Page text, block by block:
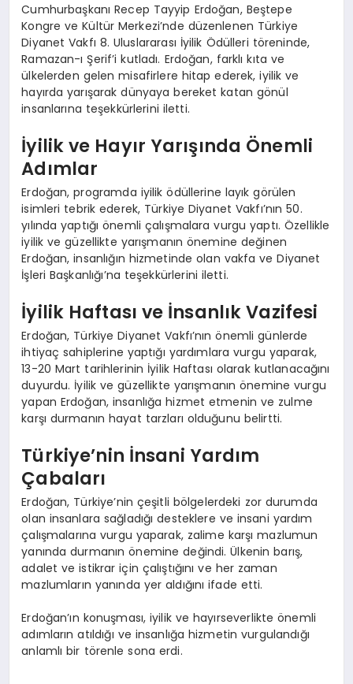
Cumhurbaşkanı Recep Tayyip Erdoğan, Beştepe
Kongre ve Kültür Merkezi’nde düzenlenen Türkiye
Diyanet Vakfı 8. Uluslararası İyilik Ödülleri töreninde,
Ramazan-ı Şerif’i kutladı. Erdoğan, farklı kıta ve
ülkelerden gelen misafirlere hitap ederek, iyilik ve
hayırda yarışarak dünyaya bereket katan gönül
insanlarına teşekkürlerini iletti.
İyilik ve Hayır Yarışında Önemli
Adımlar
Erdoğan, programda iyilik ödüllerine layık görülen
isimleri tebrik ederek, Türkiye Diyanet Vakfı’nın 50.
yılında yaptığı önemli çalışmalara vurgu yaptı. Özellikle
iyilik ve güzellikte yarışmanın önemine değinen
Erdoğan, insanlığın hizmetinde olan vakfa ve Diyanet
İşleri Başkanlığı’na teşekkürlerini iletti.
İyilik Haftası ve İnsanlık Vazifesi
Erdoğan, Türkiye Diyanet Vakfı’nın önemli günlerde
ihtiyaç sahiplerine yaptığı yardımlara vurgu yaparak,
13-20 Mart tarihlerinin İyilik Haftası olarak kutlanacağını
duyurdu. İyilik ve güzellikte yarışmanın önemine vurgu
yapan Erdoğan, insanlığa hizmet etmenin ve zulme
karşı durmanın hayat tarzları olduğunu belirtti.
Türkiye’nin İnsani Yardım
Çabaları
Erdoğan, Türkiye’nin çeşitli bölgelerdeki zor durumda
olan insanlara sağladığı desteklere ve insani yardım
çalışmalarına vurgu yaparak, zalime karşı mazlumun
yanında durmanın önemine değindi. Ülkenin barış,
adalet ve istikrar için çalıştığını ve her zaman
mazlumların yanında yer aldığını ifade etti.
Erdoğan’ın konuşması, iyilik ve hayırseverlikte önemli
adımların atıldığı ve insanlığa hizmetin vurgulandığı
anlamlı bir törenle sona erdi.